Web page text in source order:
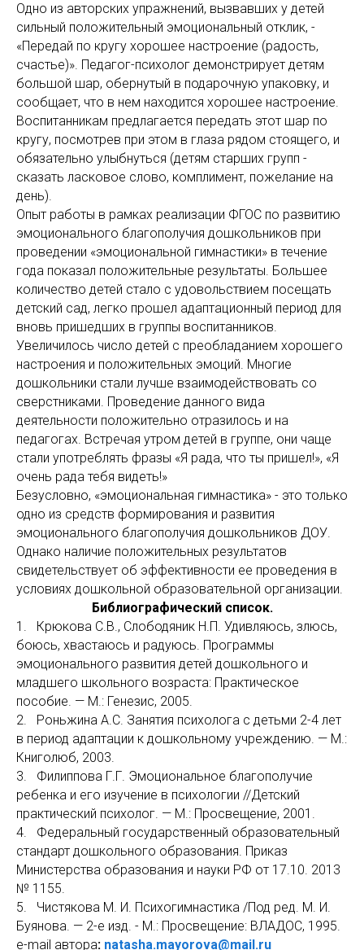
Одно из авторских упражнений, вызвавших у детей
сильный положительный эмоциональный отклик, -
«Передай по кругу хорошее настроение (радость,
счастье)». Педагог-психолог демонстрирует детям
большой шар, обернутый в подарочную упаковку, и
сообщает, что в нем находится хорошее настроение.
Воспитанникам предлагается передать этот шар по
кругу, посмотрев при этом в глаза рядом стоящего, и
обязательно улыбнуться (детям старших групп -
сказать ласковое слово, комплимент, пожелание на
день).
Опыт работы в рамках реализации ФГОС по развитию
эмоционального благополучия дошкольников при
проведении «эмоциональной гимнастики» в течение
года показал положительные результаты. Большее
количество детей стало с удовольствием посещать
детский сад, легко прошел адаптационный период для
вновь пришедших в группы воспитанников.
Увеличилось число детей с преобладанием хорошего
настроения и положительных эмоций. Многие
дошкольники стали лучше взаимодействовать со
сверстниками. Проведение данного вида
деятельности положительно отразилось и на
педагогах. Встречая утром детей в группе, они чаще
стали употреблять фразы «Я рада, что ты пришел!», «Я
очень рада тебя видеть!»
Безусловно, «эмоциональная гимнастика» - это только
одно из средств формирования и развития
эмоционального благополучия дошкольников ДОУ.
Однако наличие положительных результатов
свидетельствует об эффективности ее проведения в
условиях дошкольной образовательной организации.
Библиографический список.
1. Крюкова С.В., Слободяник Н.П. Удивляюсь, злюсь,
боюсь, хвастаюсь и радуюсь. Программы
эмоционального развития детей дошкольного и
младшего школьного возраста: Практическое
пособие. — М.: Генезис, 2005.
2. Роньжина А.С. Занятия психолога с детьми 2-4 лет
в период адаптации к дошкольному учреждению. — М.:
Книголюб, 2003.
3. Филиппова Г.Г. Эмоциональное благополучие
ребенка и его изучение в психологии //Детский
практический психолог. — М.: Просвещение, 2001.
4. Федеральный государственный образовательный
стандарт дошкольного образования. Приказ
Министерства образования и науки РФ от 17.10. 2013
№ 1155.
5. Чистякова М. И. Психогимнастика /Под ред. М. И.
Буянова. — 2-е изд. - М.: Просвещение: ВЛАДОС, 1995.
e-mail автора: natasha.mayorova@mail.ru